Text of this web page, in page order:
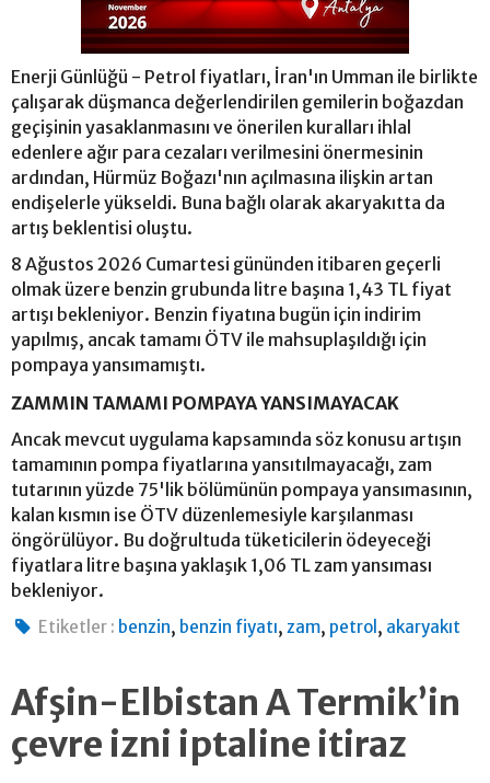
Enerji Günlüğü - Petrol fiyatları, İran'ın Umman ile birlikte
çalışarak düşmanca değerlendirilen gemilerin boğazdan
geçişinin yasaklanmasını ve önerilen kuralları ihlal
edenlere ağır para cezaları verilmesini önermesinin
ardından, Hürmüz Boğazı'nın açılmasına ilişkin artan
endişelerle yükseldi. Buna bağlı olarak akaryakıtta da
artış beklentisi oluştu.
8 Ağustos 2026 Cumartesi gününden itibaren geçerli
olmak üzere benzin grubunda litre başına 1,43 TL fiyat
artışı bekleniyor. Benzin fiyatına bugün için indirim
yapılmış, ancak tamamı ÖTV ile mahsuplaşıldığı için
pompaya yansımamıştı.
ZAMMIN TAMAMI POMPAYA YANSIMAYACAK
Ancak mevcut uygulama kapsamında söz konusu artışın
tamamının pompa fiyatlarına yansıtılmayacağı, zam
tutarının yüzde 75'lik bölümünün pompaya yansımasının,
kalan kısmın ise ÖTV düzenlemesiyle karşılanması
öngörülüyor. Bu doğrultuda tüketicilerin ödeyeceği
fiyatlara litre başına yaklaşık 1,06 TL zam yansıması
bekleniyor.
Etiketler : benzin, benzin fiyatı,zam, petrol , akaryakıt
Afşin-Elbistan A Termik’in
çevre izni iptaline itiraz